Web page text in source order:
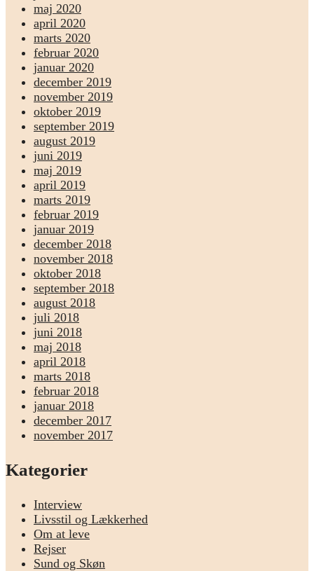
maj 2020
april 2020
marts 2020
februar 2020
januar 2020
december 2019
november 2019
oktober 2019
september 2019
august 2019
juni 2019
maj 2019
april 2019
marts 2019
februar 2019
januar 2019
december 2018
november 2018
oktober 2018
september 2018
august 2018
juli 2018
juni 2018
maj 2018
april 2018
marts 2018
februar 2018
januar 2018
december 2017
november 2017
Kategorier
Interview
Livsstil og Lækkerhed
Om at leve
Rejser
Sund og Skøn